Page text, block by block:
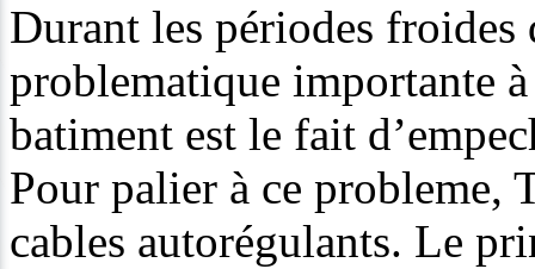
Durant les périodes froides
problematique importante
batiment est le fait
Pour palier à ce probleme,
cables autorégulants. Le